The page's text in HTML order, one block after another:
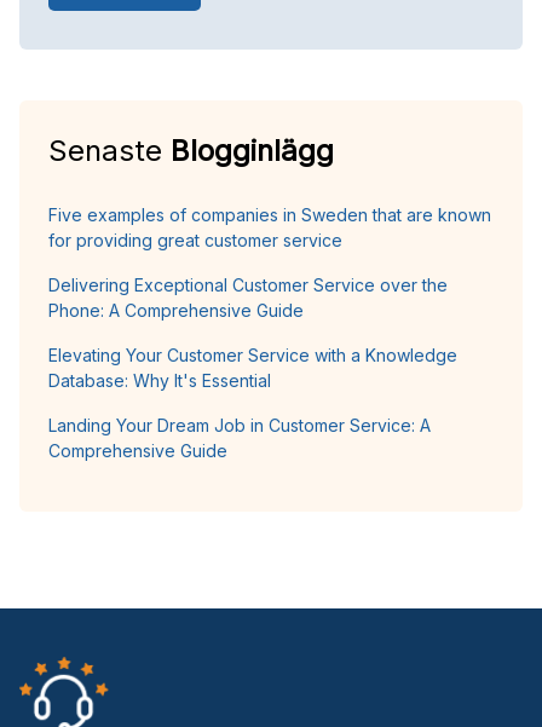
Senaste Blogginlägg
Five examples of companies in Sweden that are known
for providing great customer service
Delivering Exceptional Customer Service over the
Phone: A Comprehensive Guide
Elevating Your Customer Service with a Knowledge
Database: Why It's Essential
Landing Your Dream Job in Customer Service: A
Comprehensive Guide